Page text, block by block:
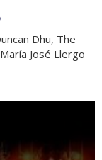
Dhu, The
José Llergo